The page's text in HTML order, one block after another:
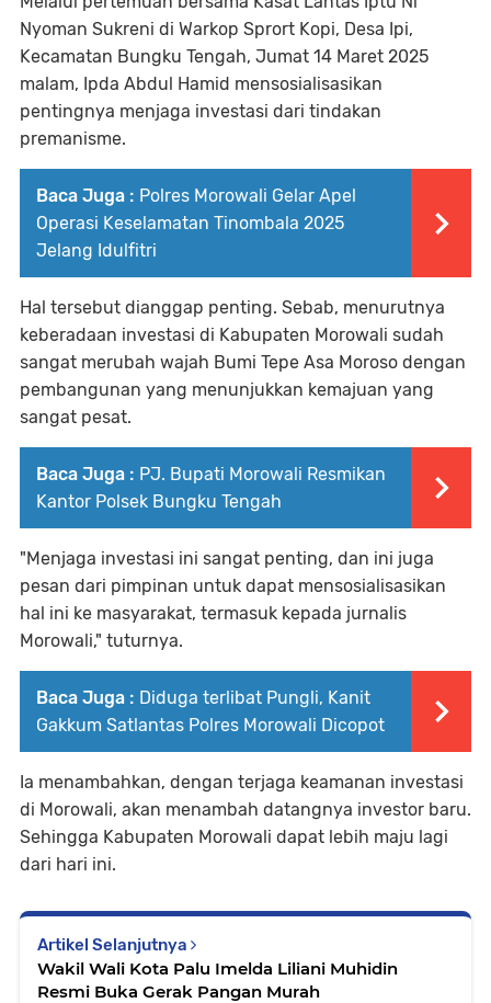
Nyoman Sukreni di Warkop Sprort Kopi, Desa Ipi,
Kecamatan Bungku Tengah, Jumat 14 Maret 2025
malam, Ipda Abdul Hamid mensosialisasikan
pentingnya menjaga investasi dari tindakan
premanisme.
Baca Juga : Polres Morowali Gelar Apel
Operasi Keselamatan Tinombala 2025
Jelang Idulfitri
Hal tersebut dianggap penting. Sebab, menurutnya
keberadaan investasi di Kabupaten Morowali sudah
sangat merubah wajah Bumi Tepe Asa Moroso dengan
pembangunan yang menunjukkan kemajuan yang
sangat pesat.
Baca Juga : PJ. Bupati Morowali Resmikan
Kantor Polsek Bungku Tengah
"Menjaga investasi ini sangat penting, dan ini juga
pesan dari pimpinan untuk dapat mensosialisasikan
hal ini ke masyarakat, termasuk kepada jurnalis
Morowali," tuturnya.
Baca Juga : Diduga terlibat Pungli, Kanit
Gakkum Satlantas Polres Morowali Dicopot
Ia menambahkan, dengan terjaga keamanan investasi
di Morowali, akan menambah datangnya investor baru.
Sehingga Kabupaten Morowali dapat lebih maju lagi
dari hari ini.
Artikel Selanjutnya
Wakil Wali Kota Palu Imelda Liliani Muhidin
Resmi Buka Gerak Pangan Murah